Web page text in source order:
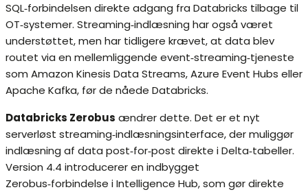
SQL‑forbindelsen direkte adgang fra Databricks tilbage til
OT‑systemer. Streaming‑indlæsning har også været
understøttet, men har tidligere krævet, at data blev
routet via en mellemliggende event‑streaming‑tjeneste
som Amazon Kinesis Data Streams, Azure Event Hubs eller
Apache Kafka, før de nåede Databricks.
Databricks Zerobus ændrer dette. Det er et nyt
serverløst streaming‑indlæsningsinterface, der muliggør
indlæsning af data post‑for‑post direkte i Delta‑tabeller.
Version 4.4 introducerer en indbygget
Zerobus‑forbindelse i Intelligence Hub, som gør direkte